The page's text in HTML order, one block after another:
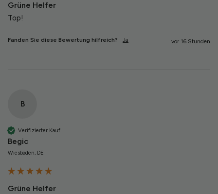
Grüne Helfer
Top!
Fanden Sie diese Bewertung hilfreich? Ja vor 16 Stunden
B
Verifizierter Kauf
Begic
Wiesbaden, DE
Grüne Helfer